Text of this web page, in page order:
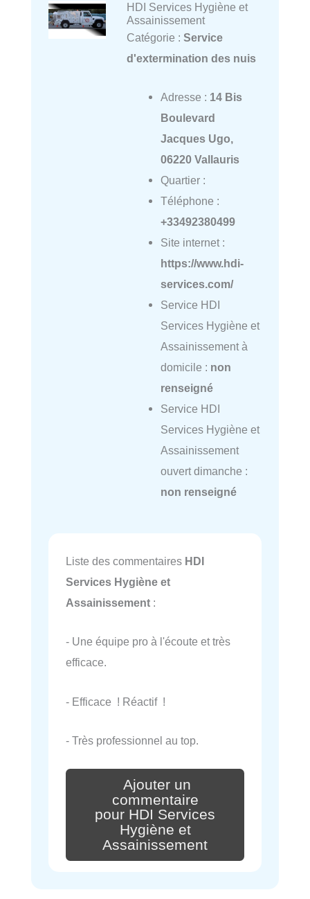
HDI Services Hygiène et
Assainissement
Catégorie : Service
d'extermination des nuis
Adresse : 14 Bis
Boulevard
Jacques Ugo,
06220 Vallauris
Quartier :
Téléphone :
+33492380499
Site internet :
https://www.hdi-
services.com/
Service HDI
Services Hygiène et
Assainissement à
domicile : non
renseigné
Service HDI
Services Hygiène et
Assainissement
ouvert dimanche :
non renseigné
Liste des commentaires HDI
Services Hygiène et
Assainissement :
- Une équipe pro à l'écoute et très
efficace.
- Efficace ! Réactif !
- Très professionnel au top.
Ajouter un
commentaire
pour HDI Services
Hygiène et
Assainissement